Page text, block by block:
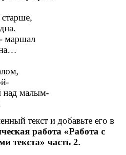
маршал
над малым-
текст и добавьте его в
работа «Работа с
текста» часть 2.